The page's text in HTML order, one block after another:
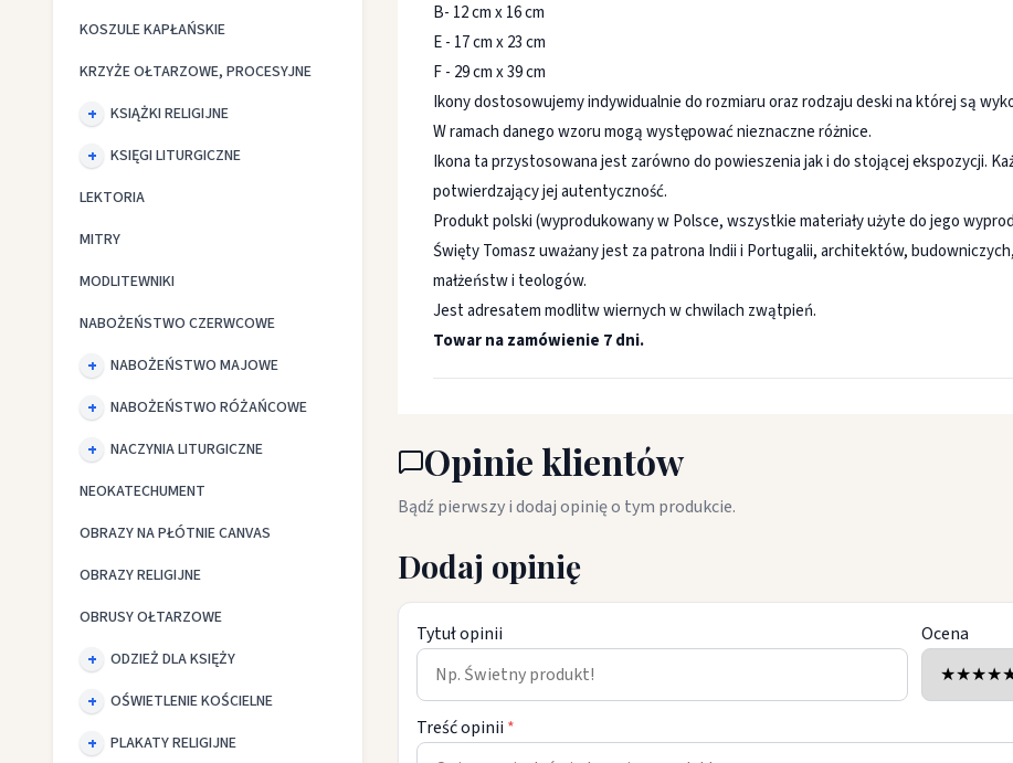
KOSZULE KAPŁAŃSKIE
KRZYŻE OŁTARZOWE, PROCESYJNE
KSIĄŻKI RELIGIJNE
KSIĘGI LITURGICZNE
LEKTORIA
MITRY
MODLITEWNIKI
NABOŻEŃSTWO CZERWCOWE
NABOŻEŃSTWO MAJOWE
NABOŻEŃSTWO RÓŻAŃCOWE
NACZYNIA LITURGICZNE
NEOKATECHUMENT
OBRAZY NA PŁÓTNIE CANVAS
OBRAZY RELIGIJNE
OBRUSY OŁTARZOWE
ODZIEŻ DLA KSIĘŻY
OŚWIETLENIE KOŚCIELNE
PLAKATY RELIGIJNE
B- 12 cm x 16 cm
E - 17 cm x 23 cm
F - 29 cm x 39 cm
Ikony dostosowujemy indywidualnie do rozmiaru oraz rodzaju deski na której są
W ramach danego wzoru mogą występować nieznaczne różnice.
Ikona ta przystosowana jest zarówno do powieszenia jak i do stojącej ekspozycji.
potwierdzający jej autentyczność.
Produkt polski (wyprodukowany w Polsce, wszystkie materiały użyte do jego
Święty Tomasz uważany jest za patrona Indii i Portugalii, architektów,
małżeństw i teologów.
Jest adresatem modlitw wiernych w chwilach zwątpień.
Towar na zamówienie 7 dni.
Opinie klientów
Bądź pierwszy i dodaj opinię o tym produkcie.
Dodaj opinię
Tytuł opinii Ocena
Treść opinii *